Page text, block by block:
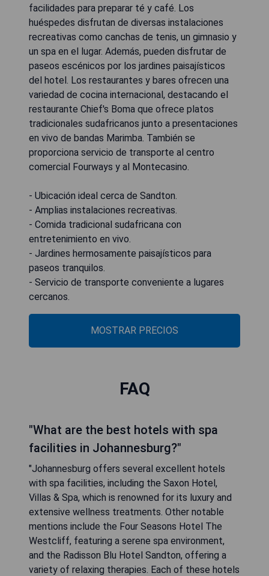
facilidades para preparar té y café. Los
huéspedes disfrutan de diversas instalaciones
recreativas como canchas de tenis, un gimnasio y
un spa en el lugar. Además, pueden disfrutar de
paseos escénicos por los jardines paisajísticos
del hotel. Los restaurantes y bares ofrecen una
variedad de cocina internacional, destacando el
restaurante Chief's Boma que ofrece platos
tradicionales sudafricanos junto a presentaciones
en vivo de bandas Marimba. También se
proporciona servicio de transporte al centro
comercial Fourways y al Montecasino.
- Ubicación ideal cerca de Sandton.
- Amplias instalaciones recreativas.
- Comida tradicional sudafricana con
entretenimiento en vivo.
- Jardines hermosamente paisajísticos para
paseos tranquilos.
- Servicio de transporte conveniente a lugares
cercanos.
MOSTRAR PRECIOS
FAQ
"What are the best hotels with spa
facilities in Johannesburg?"
"Johannesburg offers several excellent hotels
with spa facilities, including the Saxon Hotel,
Villas & Spa, which is renowned for its luxury and
extensive wellness treatments. Other notable
mentions include the Four Seasons Hotel The
Westcliff, featuring a serene spa environment,
and the Radisson Blu Hotel Sandton, offering a
variety of relaxing therapies. Each of these hotels